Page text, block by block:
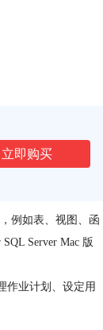
立即购买
例如表、视图、函
Server Mac 版
作业计划、设定用